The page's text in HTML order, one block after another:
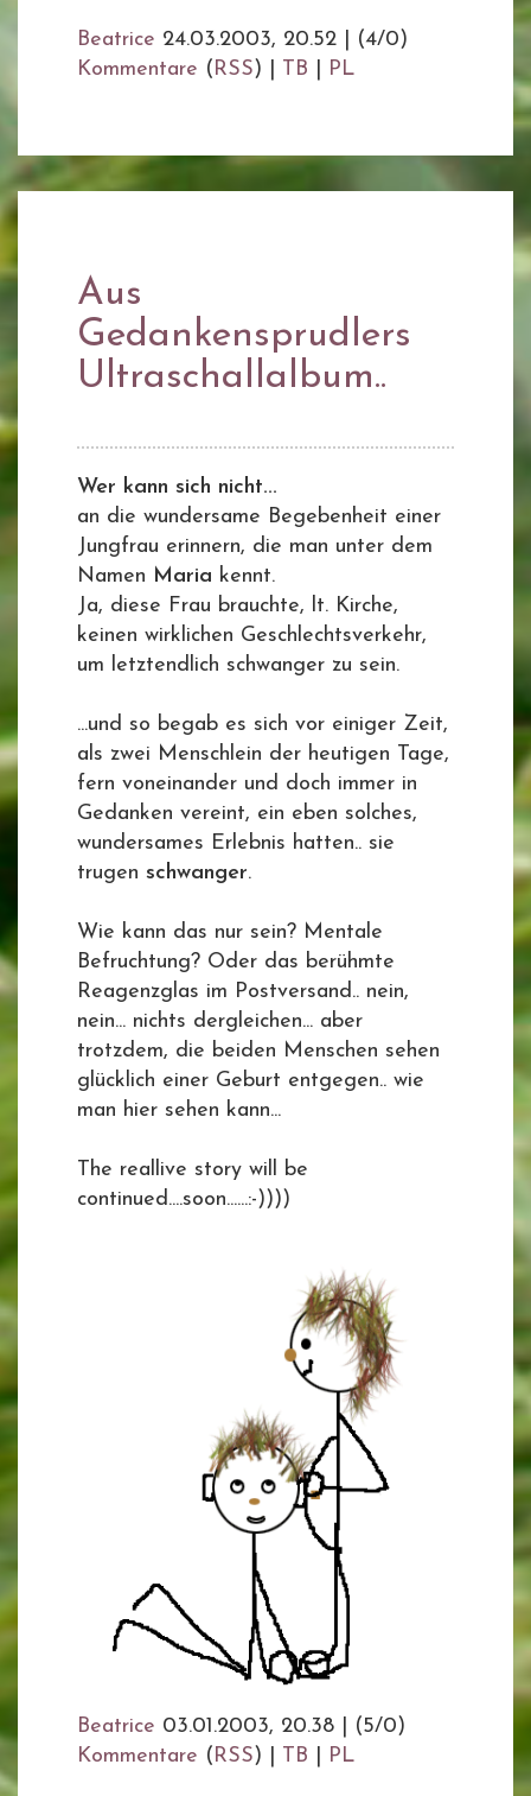
Beatrice 24.03.2003, 20.52
(4/0)
Kommentare ( RSS) | TB PL
Aus
Gedankensprudlers
Ultraschallalbum..
Wer kann sich nicht...
an die wundersame Begebenheit einer
Jungfrau erinnern, die man unter dem
Namen Maria kennt.
Ja, diese Frau brauchte, lt. Kirche,
keinen wirklichen Geschlechtsverkehr,
um letztendlich schwanger zu sein.
...und so begab es sich vor einiger Zeit,
als zwei Menschlein der heutigen Tage,
fern voneinander und doch immer in
Gedanken vereint, ein eben solches,
wundersames Erlebnis hatten.. sie
trugen schwanger.
Wie kann das nur sein? Mentale
Befruchtung? Oder das berühmte
Reagenzglas im Postversand.. nein,
nein... nichts dergleichen... aber
trotzdem, die beiden Menschen sehen
glücklich einer Geburt entgegen.. wie
man hier sehen kann...
The reallive story will be
continued....soon......:-))))
Beatrice 03.01.2003, 20.38
(5/0)
Kommentare ( RSS) | TB PL